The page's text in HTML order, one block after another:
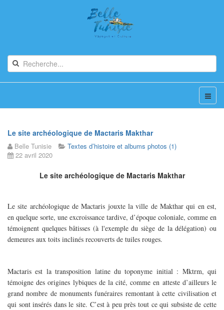
Le site archéologique de Mactaris Makthar
Belle Tunisie
Textes d’histoire et albums photos (1)
22 avril 2020
Le site archéologique de Mactaris Makthar
Le site archéologique de Mactaris jouxte la ville de Makthar qui en est,
en quelque sorte, une excroissance tardive, d’époque coloniale, comme en
témoignent quelques bâtisses (à l'exemple du siège de la délégation) ou
demeures aux toits inclinés recouverts de tuiles rouges.
Mactaris est la transposition latine du toponyme initial : Mktrm, qui
témoigne des origines lybiques de la cité, comme en atteste d’ailleurs le
grand nombre de monuments funéraires remontant à cette civilisation et
qui sont insérés dans le site. C’est à peu près tout ce qui subsiste de cette